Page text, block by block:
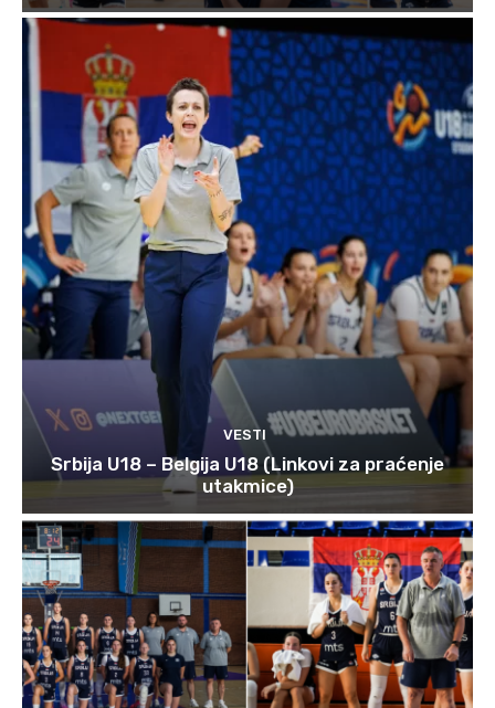
VESTI
Srbija U18 – Belgija U18 (Linkovi za praćenje
utakmice)